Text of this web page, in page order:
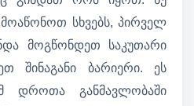
სხვებს, პირველ
მოგწონდეთ საკუთარი
შინაგანი ბარიერი. ეს
დროთა განმავლობაში